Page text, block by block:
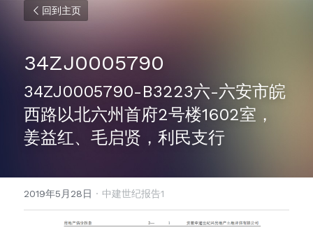
回到主页
34ZJ0005790
34ZJ0005790-B3223六-六安市皖
西路以北六州首府2号楼1602室，
姜益红、毛启贤，利民支行
2019年5月28日 · 中建世纪报告1